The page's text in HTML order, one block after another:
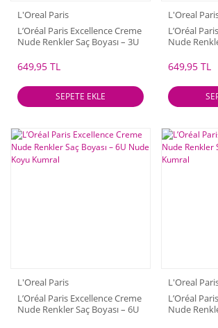
L'Oreal Paris
L’Oréal Paris Excellence Creme
Nude Renkler Saç Boyası – 3U
649,95 TL
SEPETE EKLE
L'Oreal
L’Oréal
Nude
649,95 TL
L'Oreal Paris
L’Oréal Paris Excellence Creme
Nude Renkler Saç Boyası – 6U
L'Oreal
L’Oréal
Nude